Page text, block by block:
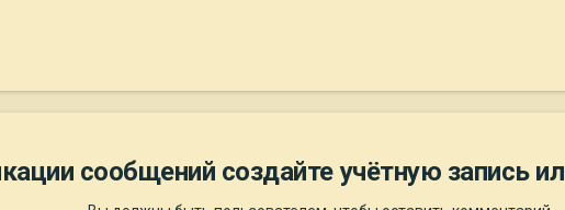
сообщений создайте учётную запись